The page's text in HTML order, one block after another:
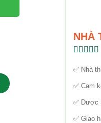
NHÀ
hạng
✅ Nhà
✅ Cam
✅ Dược
✅ Giao